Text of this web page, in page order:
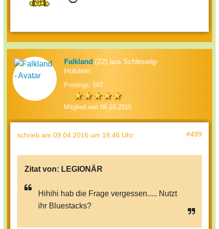
Falkland (22) aus Schleswig-
Holstein
Postings: 507
Mitglied seit 06.10.2015
schrieb am 09.04.2016 um 18:46 Uhr: #499
Zitat von: LEGIONÄR
Hihihi hab die Frage vergessen..... Nutzt
ihr Bluestacks?